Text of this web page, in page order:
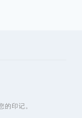
的印记。